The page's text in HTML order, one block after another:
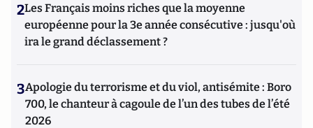
2Les Français moins riches que la moyenne
européenne pour la 3e année consécutive : jusqu'où
ira le grand déclassement ?
3Apologie du terrorisme et du viol, antisémite : Boro
700, le chanteur à cagoule de l’un des tubes de l’été
2026